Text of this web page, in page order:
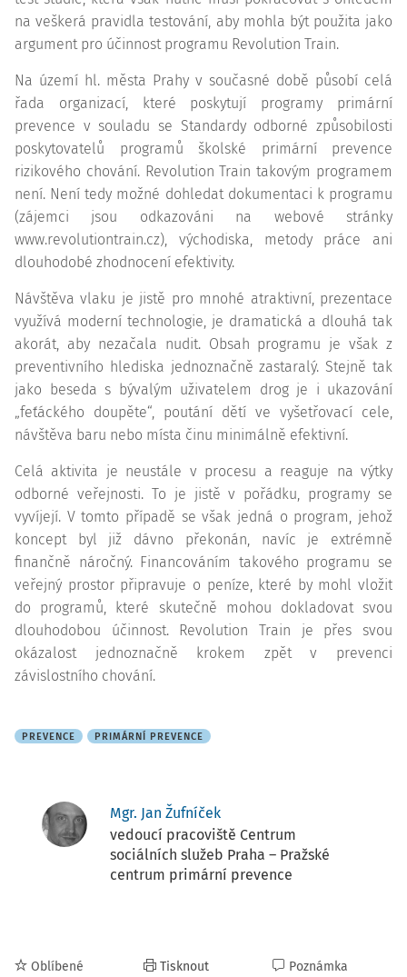
na veškerá pravidla testování, aby mohla být použita jako
argument pro účinnost programu Revolution Train.
Na území hl. města Prahy v současné době působí celá
řada organizací, které poskytují programy primární
prevence v souladu se Standardy odborné způsobilosti
poskytovatelů programů školské primární prevence
rizikového chování. Revolution Train takovým programem
není. Není tedy možné dohledat dokumentaci k programu
(zájemci jsou odkazováni na webové stránky
www.revolutiontrain.cz), východiska, metody práce ani
dlouhodobé zhodnocení efektivity.
Návštěva vlaku je jistě pro mnohé atraktivní, prezentace
využívá moderní technologie, je dramatická a dlouhá tak
akorát, aby nezačala nudit. Obsah programu je však z
preventivního hlediska jednoznačně zastaralý. Stejně tak
jako beseda s bývalým uživatelem drog je i ukazování
„feťáckého doupěte“, poutání dětí ve vyšetřovací cele,
návštěva baru nebo místa činu minimálně efektivní.
Celá aktivita je neustále v procesu a reaguje na výtky
odborné veřejnosti. To je jistě v pořádku, programy se
vyvíjejí. V tomto případě se však jedná o program, jehož
koncept byl již dávno překonán, navíc je extrémně
finančně náročný. Financováním takového programu se
veřejný prostor připravuje o peníze, které by mohl vložit
do programů, které skutečně mohou dokladovat svou
dlouhodobou účinnost. Revolution Train je přes svou
okázalost jednoznačně krokem zpět v prevenci
závislostního chování.
PREVENCE PRIMÁRNÍ PREVENCE
Mgr. Jan Žufníček
vedoucí pracoviště Centrum
sociálních služeb Praha – Pražské
centrum primární prevence
Oblíbené Tisknout Poznámka